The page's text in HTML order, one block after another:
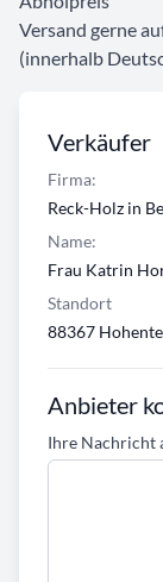
Verkäufer
Firma:
Reck-Holz in
Name:
Frau Katrin
Standort
88367
Anbieter
Ihre Nachricht
Versand gerne
(innerhalb